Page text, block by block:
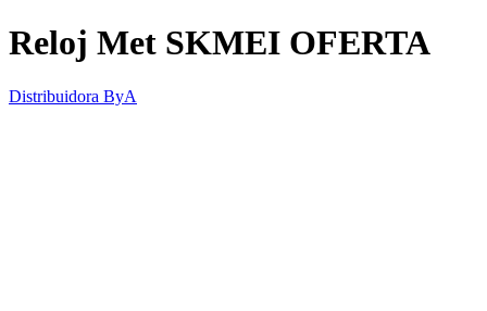
Reloj Met SKMEI OFERTA
Distribuidora ByA